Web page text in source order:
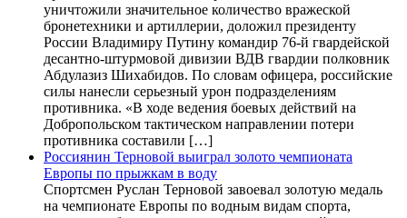
уничтожили значительное количество вражеской
бронетехники и артиллерии, доложил президенту
России Владимиру Путину командир 76-й гвардейской
десантно-штурмовой дивизии ВДВ гвардии полковник
Абдулазиз Шихабидов. По словам офицера, российские
силы нанесли серьезный урон подразделениям
противника. «В ходе ведения боевых действий на
Добропольском тактическом направлении потери
противника составили […]
Россиянин Терновой выиграл золото чемпионата
Европы по прыжкам в воду
Спортсмен Руслан Терновой завоевал золотую медаль
на чемпионате Европы по водным видам спорта,